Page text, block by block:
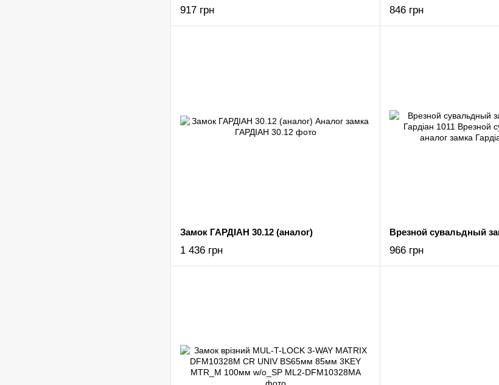
917 грн 846 грн
Замок ГАРДІАН 30.12 (аналог)
1 436 грн 966 грн